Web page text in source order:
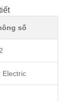
số
Electric